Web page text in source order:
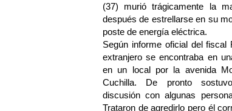
(37) murió trágicamente la
después de estrellarse en su
poste de energía eléctrica.
Según informe oficial del fiscal
extranjero se encontraba en
en un local por la avenida
Cuchilla. De pronto
discusión con algunas
Trataron de agredirlo pero él